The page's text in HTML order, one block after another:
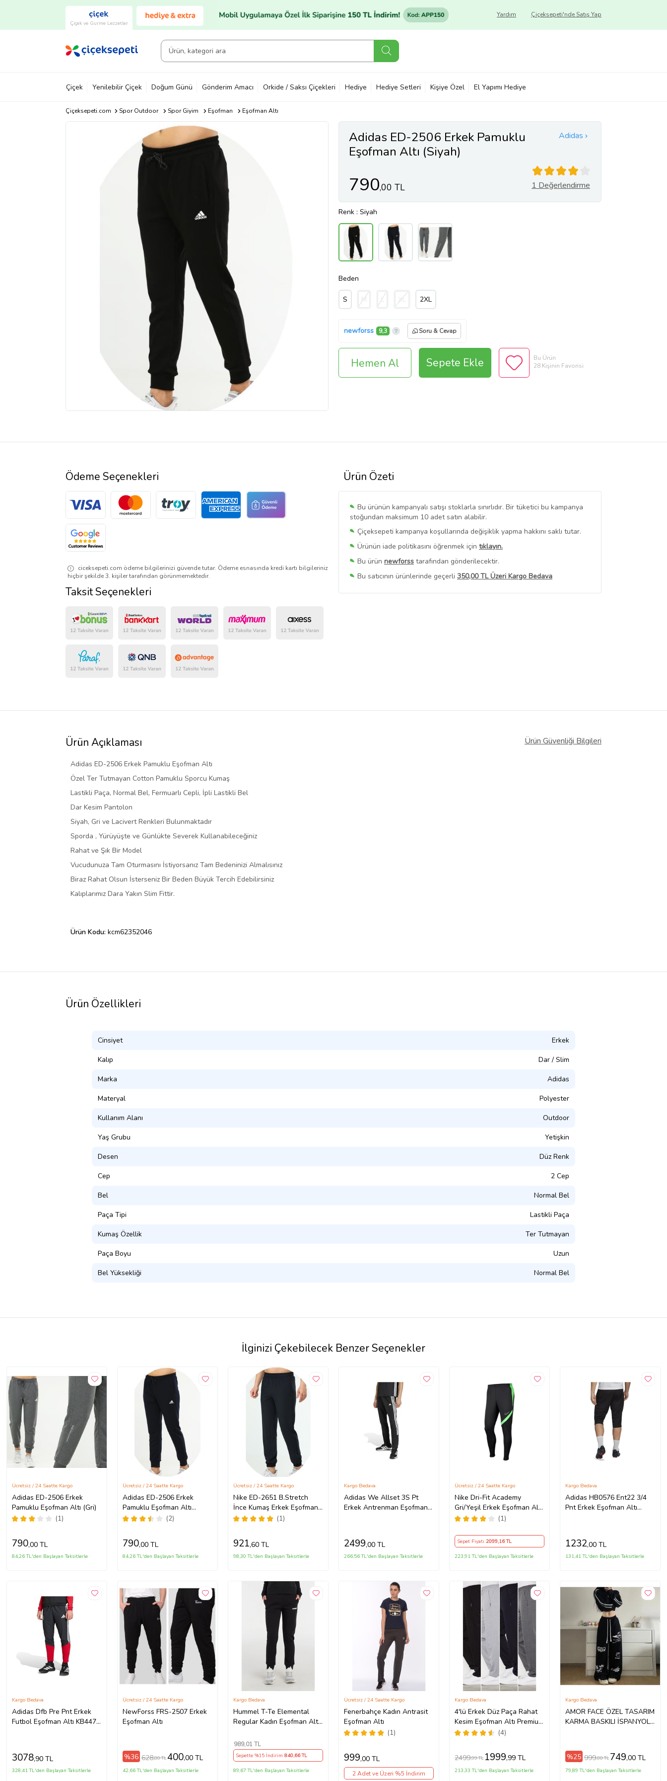
Çiçek ve Gurme Lezzetler
Çiçeksepeti'nde Satış Yap
Yardım
Çiçek Yenilebilir Çiçek Doğum Günü Gönderim Amacı Orkide / Saksı Çiçekleri Hediye Hediye Setleri Kişiye Özel El Yapımı Hediye
Çiçeksepeti.com Spor Outdoor Spor Giyim Eşofman Eşofman Altı
Adidas
Adidas ED-2506 Erkek Pamuklu
Eşofman Altı (Siyah)
790,00 TL 1 Değerlendirme
Renk : Siyah
Beden
S M L XL 2XL
newforss 9,3 Soru & Cevap
Hemen Al Sepete Ekle
Bu Ürün
28 Kişinin Favorisi
Ürün Özeti
Bu ürünün kampanyalı satışı stoklarla sınırlıdır. Bir tüketici bu kampanya
stoğundan maksimum 10 adet satın alabilir.
Çiçeksepeti kampanya koşullarında değişiklik yapma hakkını saklı tutar.
Ürünün iade politikasını öğrenmek için tıklayın.
Bu ürün newforss tarafından gönderilecektir.
Bu satıcının ürünlerinde geçerli 350,00 TL Üzeri Kargo Bedava
Bu SatıcınınTüm Ürünlerini Görüntüle
Ödeme Seçenekleri
ciceksepeti.com ödeme bilgilerinizi güvende tutar. Ödeme esnasında kredi kartı bilgileriniz
hiçbir şekilde 3. kişiler tarafından görünmemektedir.
Taksit Seçenekleri
Ürün Açıklaması Ürün Güvenliği Bilgileri
Adidas ED-2506 Erkek Pamuklu Eşofman Altı
Özel Ter Tutmayan Cotton Pamuklu Sporcu Kumaş
Lastikli Paça, Normal Bel, Fermuarlı Cepli, İpli Lastikli Bel
Dar Kesim Pantolon
Siyah, Gri ve Lacivert Renkleri Bulunmaktadır
Sporda , Yürüyüşte ve Günlükte Severek Kullanabileceğiniz
Rahat ve Şık Bir Model
Vucudunuza Tam Oturmasını İstiyorsanız Tam Bedeninizi Almalısınız
Biraz Rahat Olsun İsterseniz Bir Beden Büyük Tercih Edebilirsiniz
Kalıplarımız Dara Yakın Slim Fittir.
Ürün Kodu: kcm62352046
Ürün Özellikleri
Cinsiyet Erkek
Kalıp Dar / Slim
Marka Adidas
Materyal Polyester
Kullanım Alanı Outdoor
Yaş Grubu Yetişkin
Desen Düz Renk
Cep 2 Cep
Bel Normal Bel
Paça Tipi Lastikli Paça
Kumaş Özellik Ter Tutmayan
Paça Boyu Uzun
Bel Yüksekliği Normal Bel
İlginizi Çekebilecek Benzer Seçenekler
Adidas ED-2506 Erkek
Pamuklu Eşofman Altı (Gri)
(1)
Ücretsiz / 24 Saatte Kargo
790,00 TL
84,26 TL'den Başlayan Taksitlerle
Adidas ED-2506 Erkek
Pamuklu Eşofman Altı
(Lacivert)
(2)
Ücretsiz / 24 Saatte Kargo
790,00 TL
84,26 TL'den Başlayan Taksitlerle
Nike ED-2651 B.Stretch
İnce Kumaş Erkek Eşofman
Altı (Lacivert) (1)
Ücretsiz / 24 Saatte Kargo
921,60 TL
98,30 TL'den Başlayan Taksitlerle
Adidas We Allset 3S Pt
Erkek Antrenman Eşofman
Kargo Bedava
2499,00 TL
266,56 TL'den Başlayan Taksitlerle
Nike Dri-Fit Academy
Gri/Yeşil Erkek Eşofman Altı
- BV6920-064(1)
Ücretsiz / 24 Saatte Kargo
Sepet Fiyatı2099,16 TL
223,91 TL'den Başlayan Taksitlerle
Adidas HB0576 Ent22 3/4
Pnt Erkek Eşofman Altı
Kargo Bedava
1232,00 TL
131,41 TL'den Başlayan Taksitlerle
Adidas Dfb Pre Pnt Erkek
Futbol Eşofman Altı KB4475
Kargo Bedava
3078,90 TL
328,41 TL'den Başlayan Taksitlerle
NewForss FRS-2507 Erkek
Eşofman Altı
Ücretsiz / 24 Saatte Kargo
%36 628,80 TL400,00 TL
42,66 TL'den Başlayan Taksitlerle
Hummel T-Te Elemental
Regular Kadın Eşofman Alt
Kargo Bedava
989,01 TL
Sepette %15 İndirim 840,66 TL
89,67 TL'den Başlayan Taksitlerle
Fenerbahçe Kadın Antrasit
Eşofman Altı
(1)
Ücretsiz / 24 Saatte Kargo
999,00 TL
2 Adet ve Üzeri %5 İndirim
4'lü Erkek Düz Paça Rahat
Kesim Eşofman Altı Premium
Kumaş (Siyah-Lacivert)
(4)
Kargo Bedava
2499,99 TL 1999,99 TL
213,33 TL'den Başlayan Taksitlerle
AMOR FACE ÖZEL TASARIM
KARMA BASKILI İSPANYOL
(Siyah)
Kargo Bedava
%25 999,00 TL 749,00 TL
79,89 TL'den Başlayan Taksitlerle